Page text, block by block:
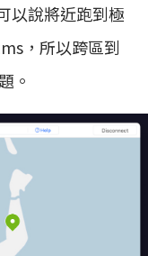
以說將近跑到極
，所以跨區到
。